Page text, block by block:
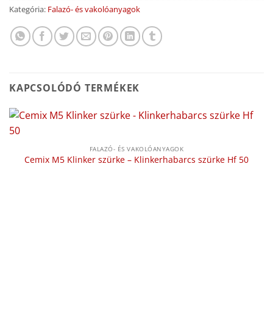
Kategória: Falazó- és vakolóanyagok
KAPCSOLÓDÓ TERMÉKEK
FALAZÓ- ÉS VAKOLÓANYAGOK
Cemix M5 Klinker szürke – Klinkerhabarcs szürke Hf 50